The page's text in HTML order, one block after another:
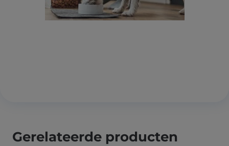
Gerelateerde producten